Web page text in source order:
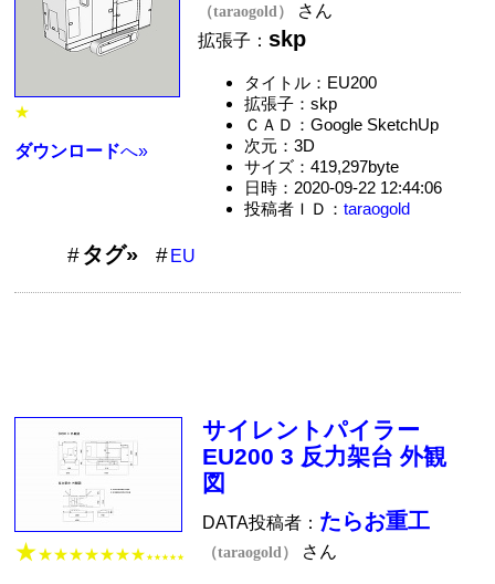
★
ダウンロードへ»
（taraogold）
さん
拡張子：skp
タイトル：EU200
拡張子：skp
ＣＡＤ：Google SketchUp
次元：3D
サイズ：419,297byte
日時：2020-09-22 12:44:06
投稿者ＩＤ： taraogold
タグ» EU
★★★★★★★★ ★★★★★
サイレントパイラー
EU200 3 反力架台 外観
図
DATA投稿者： たらお重工
（taraogold） さん